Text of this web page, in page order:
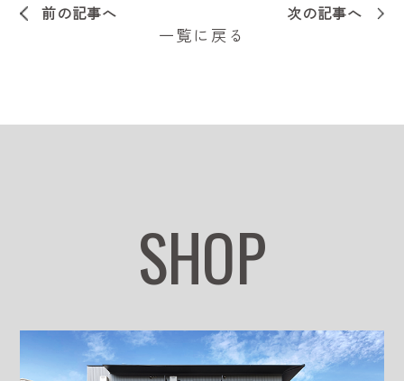
前の記事へ 次の記事へ
一覧に戻る
SHOP